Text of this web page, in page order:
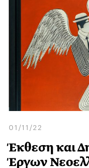
01/11/22
Έκθεση και
Έργων